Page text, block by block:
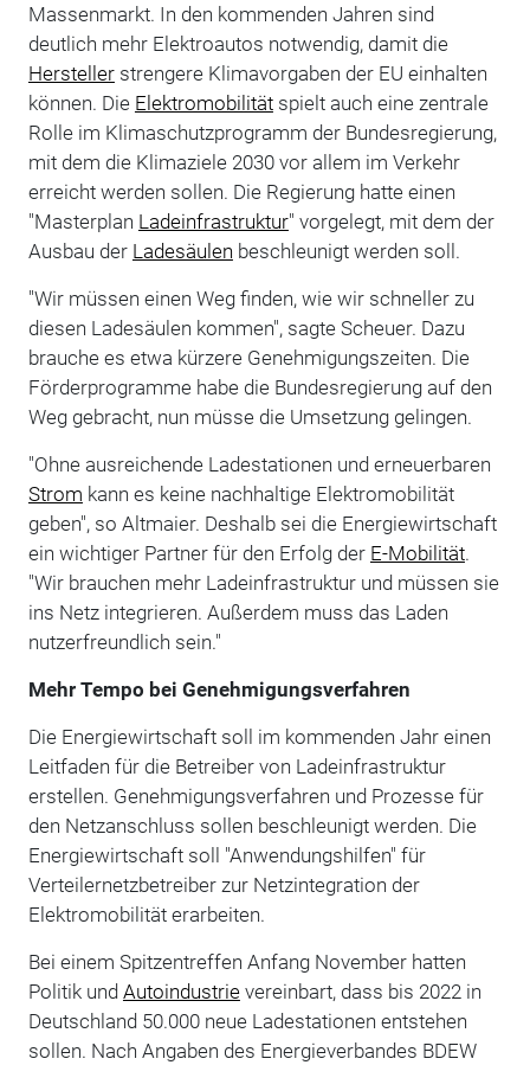
Massenmarkt. In den kommenden Jahren sind
deutlich mehr Elektroautos notwendig, damit die
Herstellerstrengere Klimavorgaben der EU einhalten
können. Die Elektromobilitätspielt auch eine zentrale
Rolle im Klimaschutzprogramm der Bundesregierung,
mit dem die Klimaziele 2030 vor allem im Verkehr
erreicht werden sollen. Die Regierung hatte einen
"Masterplan Ladeinfrastruktur" vorgelegt, mit dem der
Ausbau der Ladesäulen beschleunigt werden soll.
"Wir müssen einen Weg finden, wie wir schneller zu
diesen Ladesäulen kommen", sagte Scheuer. Dazu
brauche es etwa kürzere Genehmigungszeiten. Die
Förderprogramme habe die Bundesregierung auf den
Weg gebracht, nun müsse die Umsetzung gelingen.
"Ohne ausreichende Ladestationen und erneuerbaren
Strom kann es keine nachhaltige Elektromobilität
geben", so Altmaier. Deshalb sei die Energiewirtschaft
ein wichtiger Partner für den Erfolg der E-Mobilität.
"Wir brauchen mehr Ladeinfrastruktur und müssen sie
ins Netz integrieren. Außerdem muss das Laden
nutzerfreundlich sein."
Mehr Tempo bei Genehmigungsverfahren
Die Energiewirtschaft soll im kommenden Jahr einen
Leitfaden für die Betreiber von Ladeinfrastruktur
erstellen. Genehmigungsverfahren und Prozesse für
den Netzanschluss sollen beschleunigt werden. Die
Energiewirtschaft soll "Anwendungshilfen" für
Verteilernetzbetreiber zur Netzintegration der
Elektromobilität erarbeiten.
Bei einem Spitzentreffen Anfang November hatten
Politik und Autoindustrievereinbart, dass bis 2022 in
Deutschland 50.000 neue Ladestationen entstehen
sollen. Nach Angaben des Energieverbandes BDEW